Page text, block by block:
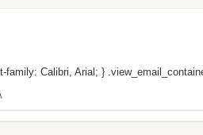
Calibri, Arial; }